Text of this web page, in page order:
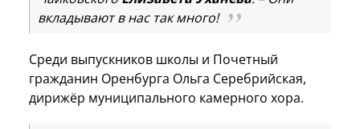
вкладывают в нас так много!
Среди выпускников школы и Почетный
гражданин Оренбурга Ольга Серебрийская,
дирижёр муниципального камерного хора.